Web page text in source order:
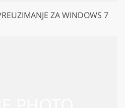
ZA WINDOWS 7